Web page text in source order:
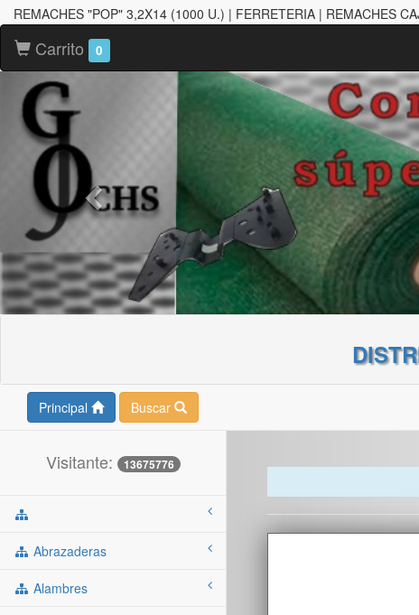
REMACHES "POP" 3,2X14 (1000 U.) | FERRETERIA | REMACHES
Carrito 0
Principal Buscar
Visitante: 13675776
Abrazaderas
Alambres